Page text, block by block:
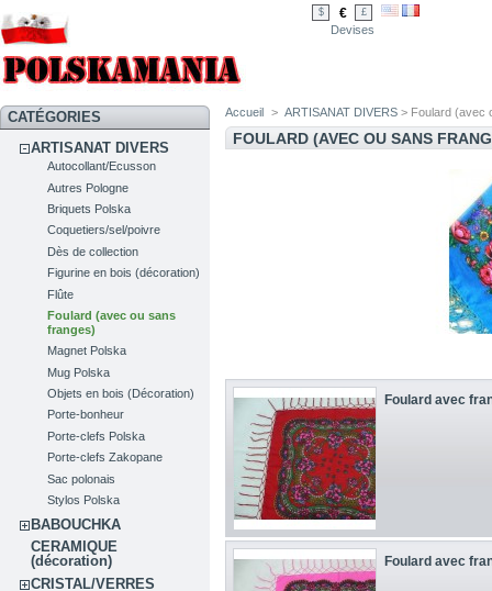
$ € £
Devises
CATÉGORIES
ARTISANAT DIVERS
Autocollant/Ecusson
Autres Pologne
Briquets Polska
Coquetiers/sel/poivre
Dès de collection
Figurine en bois (décoration)
Flûte
Foulard (avec ou sans
franges)
Magnet Polska
Mug Polska
Objets en bois (Décoration)
Porte-bonheur
Porte-clefs Polska
Porte-clefs Zakopane
Sac polonais
Stylos Polska
BABOUCHKA
CERAMIQUE
(décoration)
CRISTAL/VERRES
Accueil > ARTISANAT DIVERS > Foulard (avec
FOULARD (AVEC OU SANS
Foulard avec
Foulard avec